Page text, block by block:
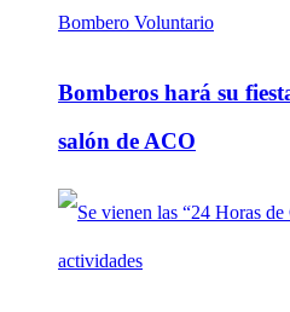
Bomberos hará su
salón de ACO